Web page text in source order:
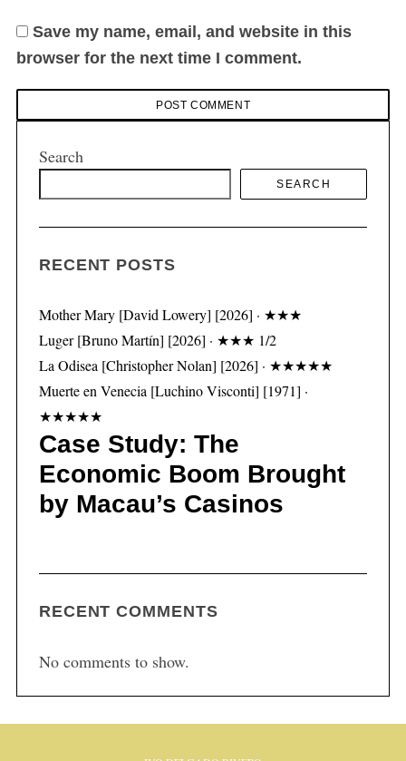
Save my name, email, and website in this
browser for the next time I comment.
Search
SEARCH
RECENT POSTS
Mother Mary [David Lowery] [2026] · ★★★
Luger [Bruno Martín] [2026] · ★★★ 1/2
La Odisea [Christopher Nolan] [2026] · ★★★★★
Muerte en Venecia [Luchino Visconti] [1971] ·
★★★★★
Case Study: The
Economic Boom Brought
by Macau’s Casinos
RECENT COMMENTS
No comments to show.